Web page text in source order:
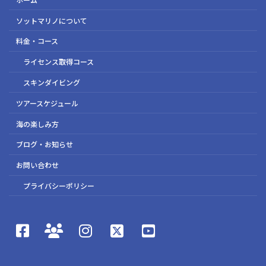
ソットマリノについて
料金・コース
ライセンス取得コース
スキンダイビング
ツアースケジュール
海の楽しみ方
ブログ・お知らせ
お問い合わせ
プライバシーポリシー